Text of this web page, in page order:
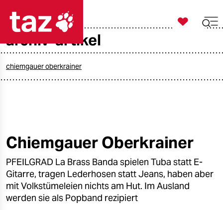
öko
gesellschaft
kultur
sport

taz zahl ich
archiv-artikel
chiemgauer oberkrainer
Chiemgauer Oberkrainer
PFEILGRAD La Brass Banda spielen Tuba statt E-
Gitarre, tragen Lederhosen statt Jeans, haben aber
mit Volkstümeleien nichts am Hut. Im Ausland
werden sie als Popband rezipiert